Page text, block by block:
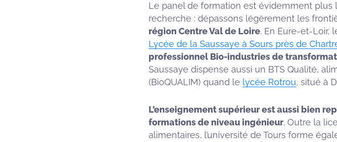
Le panel de formation est évidemment plus
recherche : dépassons légèrement les
région Centre Val de Loire. En Eure-et-Loir,
Lycée de la Saussaye à Sours près de
professionnel Bio-industries de
Saussaye dispense aussi un BTS Qualité,
(BioQUALIM) quand le lycée Rotrou, situé à
L’enseignement supérieur est aussi bien
formations de niveau ingénieur. Outre la
alimentaires, l’université de Tours forme